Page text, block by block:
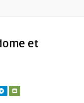
et